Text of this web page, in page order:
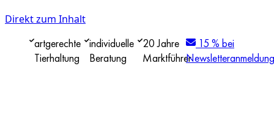
Direkt zum Inhalt
artgerechte
Tierhaltung
individuelle
Beratung
20 Jahre
Marktführer
15 % bei
Newsletteranmeldung